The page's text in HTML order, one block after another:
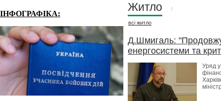
ІНФОГРАФІКА:
Житло /
всі житло
Д.Шмигаль:
енергосистеми та
Уряд